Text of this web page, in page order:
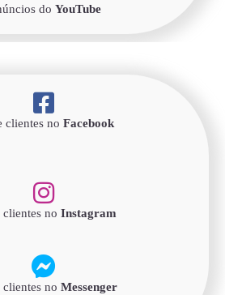
do YouTube
clientes no Facebook
clientes no Instagram
clientes no Messenger